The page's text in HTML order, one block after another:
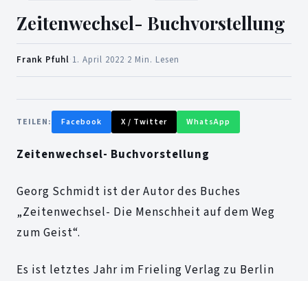
Zeitenwechsel- Buchvorstellung
Frank Pfuhl 1. April 2022 2 Min. Lesen
TEILEN: Facebook X / Twitter WhatsApp
Zeitenwechsel- Buchvorstellung
Georg Schmidt ist der Autor des Buches
„Zeitenwechsel- Die Menschheit auf dem Weg
zum Geist“.
Es ist letztes Jahr im Frieling Verlag zu Berlin